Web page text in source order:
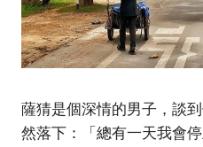
薩猜是個深情的男子，談
然落下：「總有一天我會